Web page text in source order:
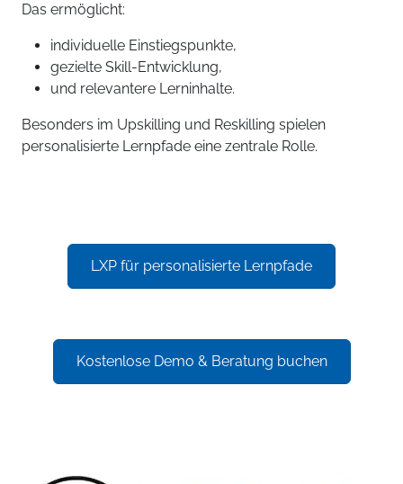
Das ermöglicht:
individuelle Einstiegspunkte,
gezielte Skill-Entwicklung,
und relevantere Lerninhalte.
Besonders im Upskilling und Reskilling spielen
personalisierte Lernpfade eine zentrale Rolle.
LXP für personalisierte Lernpfade
Kostenlose Demo & Beratung buchen